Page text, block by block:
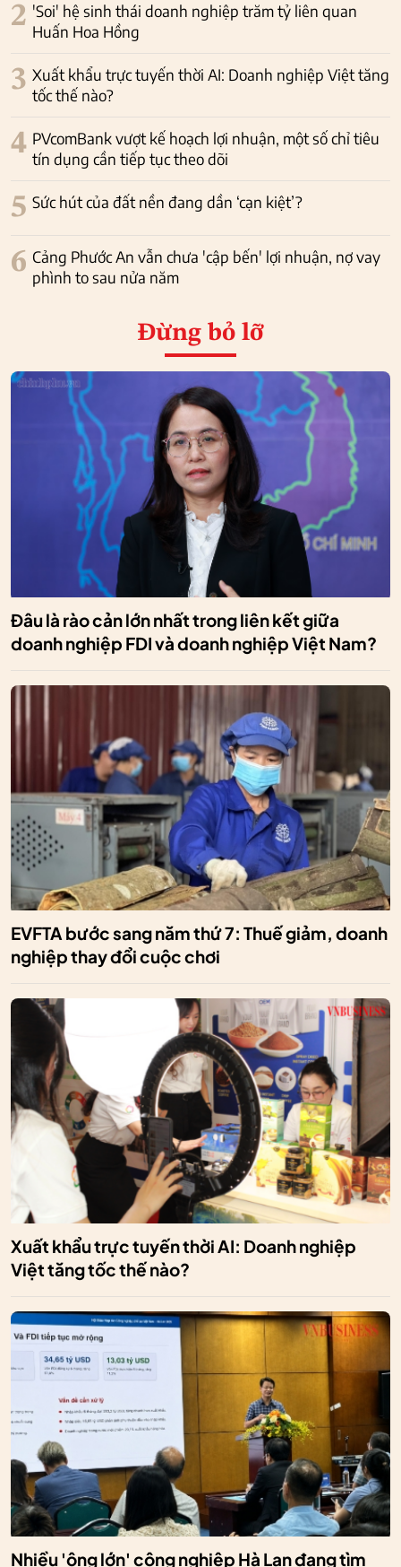
2 'Soi' hệ sinh thái doanh nghiệp trăm tỷ liên quan
Huấn Hoa Hồng
3 Xuất khẩu trực tuyến thời AI: Doanh nghiệp Việt tăng
tốc thế nào?
4 PVcomBank vượt kế hoạch lợi nhuận, một số chỉ tiêu
tín dụng cần tiếp tục theo dõi
5 Sức hút của đất nền đang dần ‘cạn kiệt’?
6 Cảng Phước An vẫn chưa 'cập bến' lợi nhuận, nợ vay
phình to sau nửa năm
Đừng bỏ lỡ
Đâu là rào cản lớn nhất trong liên kết giữa
doanh nghiệp FDI và doanh nghiệp Việt Nam?
EVFTA bước sang năm thứ 7: Thuế giảm, doanh
nghiệp thay đổi cuộc chơi
Xuất khẩu trực tuyến thời AI: Doanh nghiệp
Việt tăng tốc thế nào?
Nhiều 'ông lớn' công nghiệp Hà Lan đang tìm